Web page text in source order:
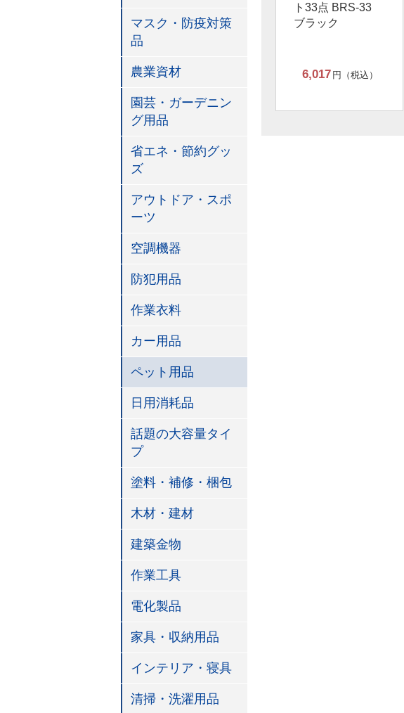
マスク・防疫対策
品
農業資材
園芸・ガーデニン
グ用品
省エネ・節約グッ
ズ
アウトドア・スポ
ーツ
空調機器
防犯用品
作業衣料
カー用品
ペット用品
日用消耗品
話題の大容量タイ
プ
塗料・補修・梱包
木材・建材
建築金物
作業工具
電化製品
家具・収納用品
インテリア・寝具
清掃・洗濯用品
ト33点 BRS-33
ブラック
6,017 円（税込）